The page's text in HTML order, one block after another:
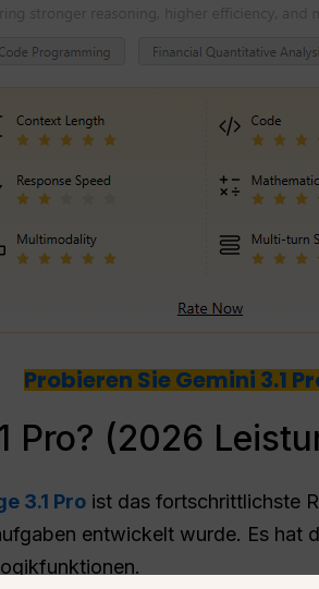
Probieren Sie Gemini 3.1
Pro? (2026
3.1 Pro ist das fortschrittlichste
entwickelt wurde. Es hat